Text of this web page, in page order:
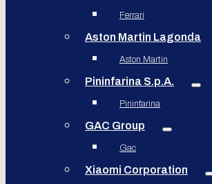
Ferrari
Aston Martin Lagonda
Aston Martin
Pininfarina S.p.A.
Pininfarina
GAC Group
Gac
Xiaomi Corporation